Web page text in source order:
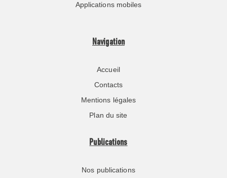
Applications mobiles
Navigation
Accueil
Contacts
Mentions légales
Plan du site
Publications
Nos publications